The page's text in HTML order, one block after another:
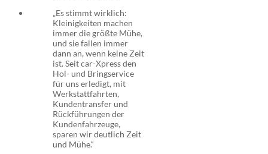
„Es stimmt wirklich:
Kleinigkeiten machen
immer die größte Mühe,
und sie fallen immer
dann an, wenn keine Zeit
ist. Seit car-Xpress den
Hol- und Bringservice
für uns erledigt, mit
Werkstattfahrten,
Kundentransfer und
Rückführungen der
Kundenfahrzeuge,
sparen wir deutlich Zeit
und Mühe.“